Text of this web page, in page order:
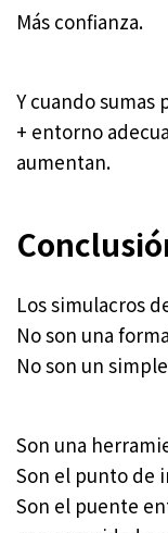
Más confianza.
Y cuando
+ entorno
aumentan.
Los simulacros
No son una
No son un
Son una
Son el punto de
Son el puente